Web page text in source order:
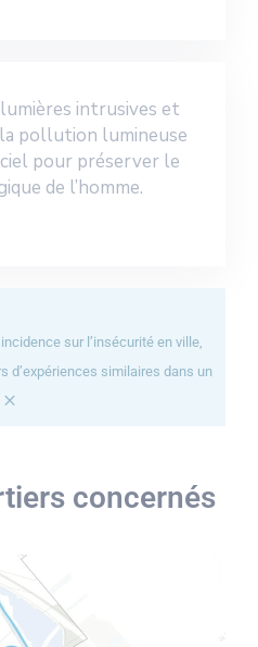
intrusives et
pollution lumineuse
pour préserver le
de l’homme.
sur l’insécurité en ville,
d’expériences similaires dans un
×
concernés